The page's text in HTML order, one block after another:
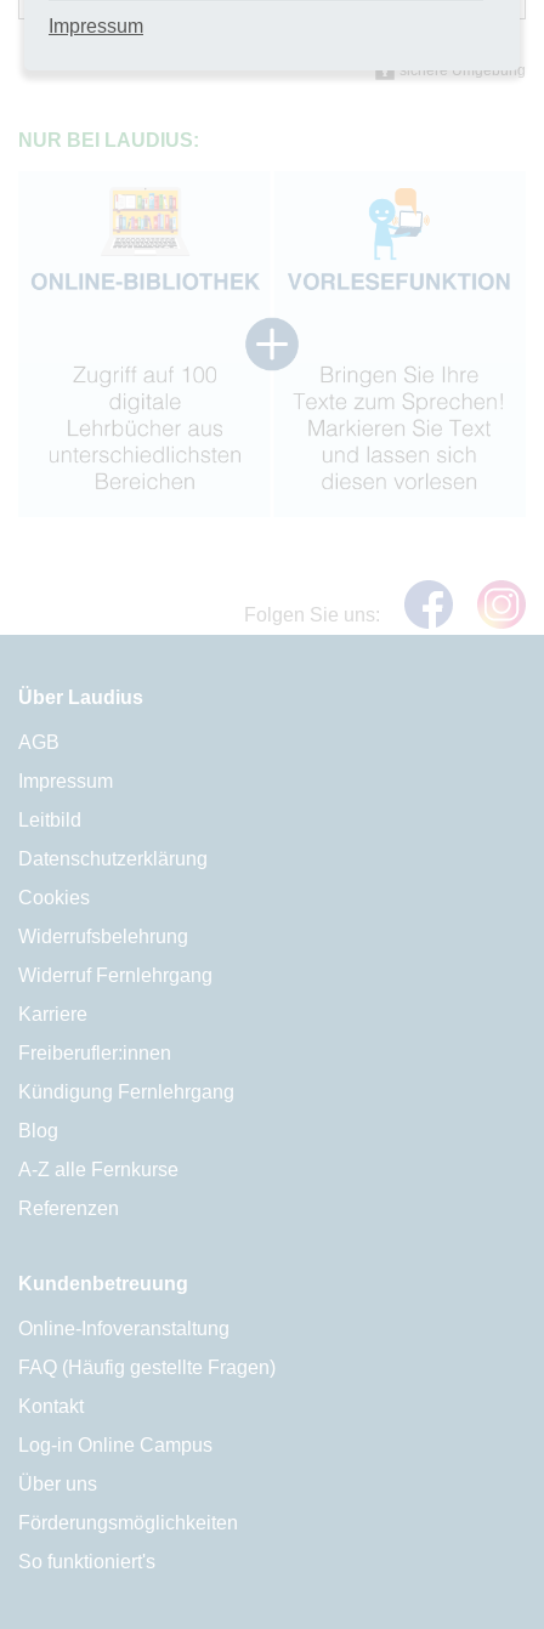
sichere Umgebung
NUR BEI LAUDIUS:
Folgen Sie uns:
Über Laudius
AGB
Impressum
Leitbild
Datenschutzerklärung
Cookies
Widerrufsbelehrung
Widerruf Fernlehrgang
Karriere
Freiberufler:innen
Kündigung Fernlehrgang
Blog
A-Z alle Fernkurse
Referenzen
Kundenbetreuung
Online-Infoveranstaltung
FAQ (Häufig gestellte Fragen)
Kontakt
Log-in Online Campus
Über uns
Förderungsmöglichkeiten
So funktioniert's
Impressum